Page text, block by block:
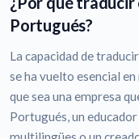
Portugués?
La capacidad de
se ha vuelto esencial
que sea una empresa
Portugués, un